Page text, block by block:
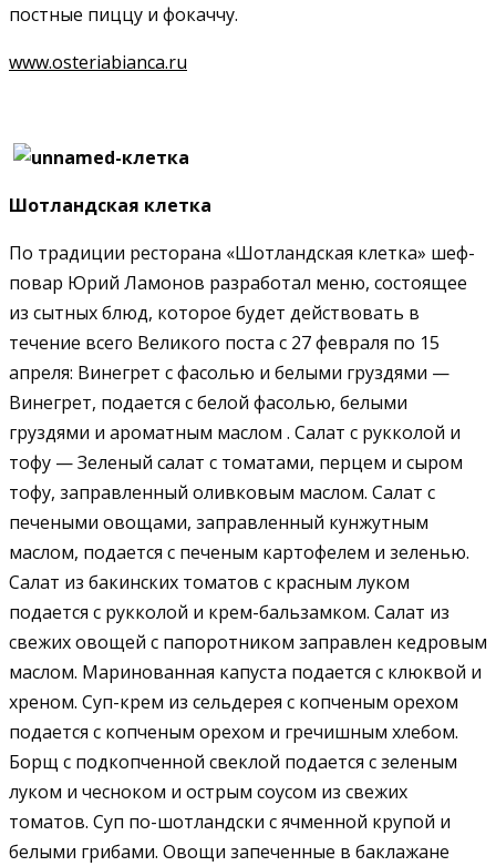
постные пиццу и фокаччу.
www.osteriabianca.ru
Шотландская клетка
По традиции ресторана «Шотландская клетка» шеф-
повар Юрий Ламонов разработал меню, состоящее
из сытных блюд, которое будет действовать в
течение всего Великого поста с 27 февраля по 15
апреля: Винегрет с фасолью и белыми груздями —
Винегрет, подается с белой фасолью, белыми
груздями и ароматным маслом . Салат с рукколой и
тофу — Зеленый салат с томатами, перцем и сыром
тофу, заправленный оливковым маслом. Салат с
печеными овощами, заправленный кунжутным
маслом, подается с печеным картофелем и зеленью.
Салат из бакинских томатов с красным луком
подается с рукколой и крем-бальзамком. Салат из
свежих овощей с папоротником заправлен кедровым
маслом. Маринованная капуста подается с клюквой и
хреном. Суп-крем из сельдерея с копченым орехом
подается с копченым орехом и гречишным хлебом.
Борщ с подкопченной свеклой подается с зеленым
луком и чесноком и острым соусом из свежих
томатов. Суп по-шотландски с ячменной крупой и
белыми грибами. Овощи запеченные в баклажане